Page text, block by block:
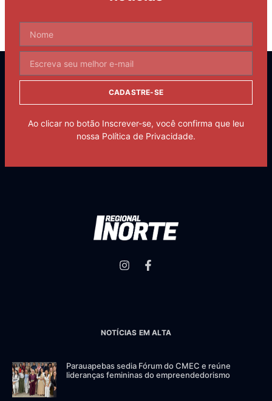
CADASTRE-SE
Ao clicar no botão Inscrever-se, você confirma que leu
nossa Política de Privacidade.
NOTÍCIAS EM ALTA
Parauapebas sedia Fórum do CMEC e reúne
lideranças femininas do empreendedorismo